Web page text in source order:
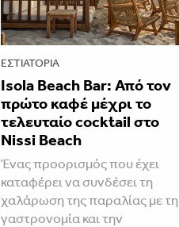
ΕΣΤΙΑΤΌΡΙΑ
Isola Beach Bar: Από τον
πρώτο καφέ μέχρι το
τελευταίο cocktail στο
Nissi Beach
Ένας προορισμός που έχει
καταφέρει να συνδέσει τη
χαλάρωση της παραλίας με τη
γαστρονομία και την